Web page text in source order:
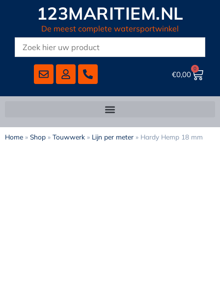
123MARITIEM.NL
De meest complete watersportwinkel
€0,00
0
Home » Shop » Touwwerk » Lijn per meter » Hardy Hemp 18 mm